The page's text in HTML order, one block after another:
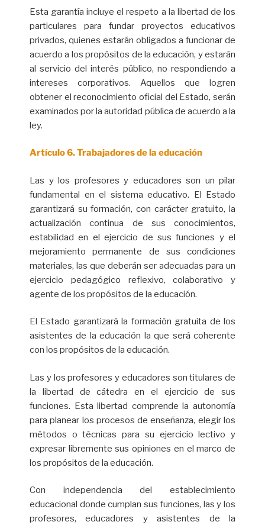
Esta garantía incluye el respeto a la libertad de los
particulares para fundar proyectos educativos
privados, quienes estarán obligados a funcionar de
acuerdo a los propósitos de la educación, y estarán
al servicio del interés público, no respondiendo a
intereses corporativos. Aquellos que logren
obtener el reconocimiento oficial del Estado, serán
examinados por la autoridad pública de acuerdo a la
ley.
Artículo 6. Trabajadores de la educación
Las y los profesores y educadores son un pilar
fundamental en el sistema educativo. El Estado
garantizará su formación, con carácter gratuito, la
actualización continua de sus conocimientos,
estabilidad en el ejercicio de sus funciones y el
mejoramiento permanente de sus condiciones
materiales, las que deberán ser adecuadas para un
ejercicio pedagógico reflexivo, colaborativo y
agente de los propósitos de la educación.
El Estado garantizará la formación gratuita de los
asistentes de la educación la que será coherente
con los propósitos de la educación.
Las y los profesores y educadores son titulares de
la libertad de cátedra en el ejercicio de sus
funciones. Esta libertad comprende la autonomía
para planear los procesos de enseñanza, elegir los
métodos o técnicas para su ejercicio lectivo y
expresar libremente sus opiniones en el marco de
los propósitos de la educación.
Con independencia del establecimiento
educacional donde cumplan sus funciones, las y los
profesores, educadores y asistentes de la